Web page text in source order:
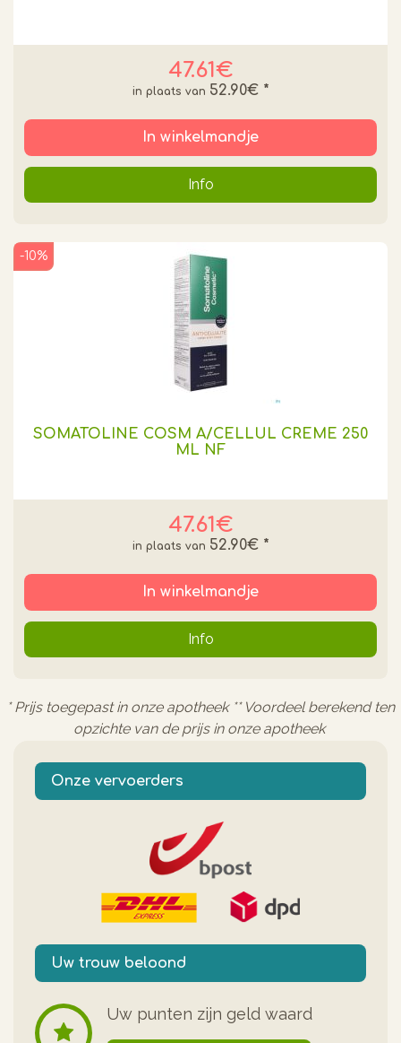
47.61€
52.90€ *
In winkelmandje
Info
SOMATOLINE COSM A/CELLUL CREME 250
ML NF
47.61€
-10%
52.90€ *
In winkelmandje
Info
* Prijs toegepast in onze apotheek ** Voordeel berekend ten
opzichte van de prijs in onze apotheek
Onze vervoerders
Uw trouw beloond
Uw punten zijn geld waard